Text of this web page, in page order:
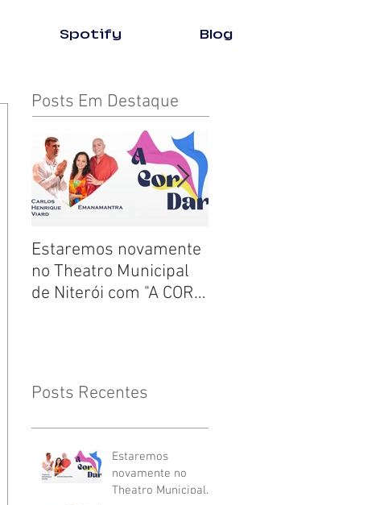
Spotify Blog
Posts Em Destaque
Estaremos novamente
no Theatro Municipal
de Niterói com "A COR
Posts Recentes
Estaremos
novamente no
Theatro Municipal